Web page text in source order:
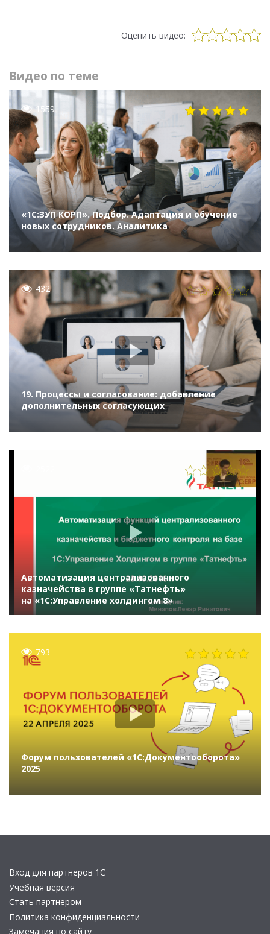
Оценить видео:
Видео по теме
1559
«1С:ЗУП КОРП». Подбор. Адаптация и обучение
новых сотрудников. Аналитика
432
19. Процессы и согласование: добавление
дополнительных согласующих
Автоматизация централизованного
казначейства в группе «Татнефть»
на «1С:Управление холдингом 8»
793
Форум пользователей «1С:Документооборота»
2025
Вход для партнеров 1С
Учебная версия
Стать партнером
Политика конфиденциальности
Замечания по сайту